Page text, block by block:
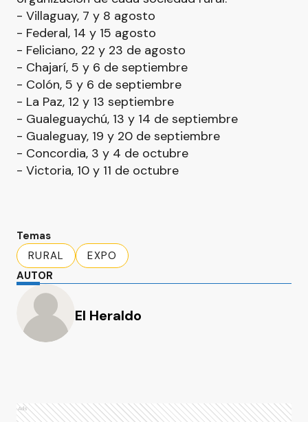
- Villaguay, 7 y 8 agosto
- Federal, 14 y 15 agosto
- Feliciano, 22 y 23 de agosto
- Chajarí, 5 y 6 de septiembre
- Colón, 5 y 6 de septiembre
- La Paz, 12 y 13 septiembre
- Gualeguaychú, 13 y 14 de septiembre
- Gualeguay, 19 y 20 de septiembre
- Concordia, 3 y 4 de octubre
- Victoria, 10 y 11 de octubre
Temas
RURAL
EXPO
AUTOR
El Heraldo
Ads